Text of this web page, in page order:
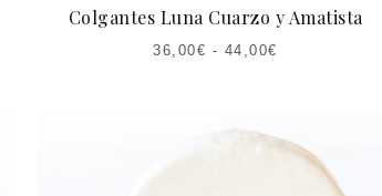
Colgantes Luna Cuarzo y Amatista
36,00€ - 44,00€